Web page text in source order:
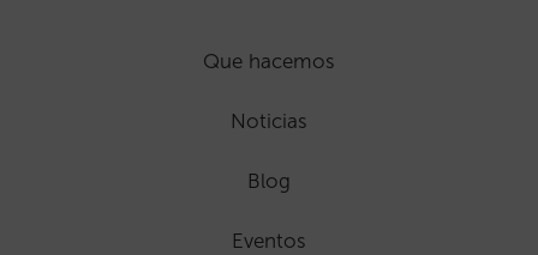
Que hacemos
Noticias
Blog
Eventos